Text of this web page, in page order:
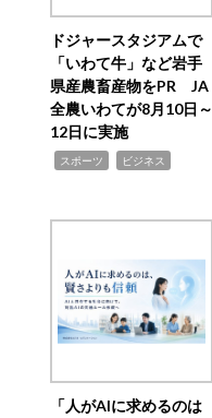
ドジャースタジアムで
「いわて牛」など岩手
県産農畜産物をPR JA
全農いわてが8月10日～
12日に実施
スポーツ ビジネス
「人がAIに求めるのは